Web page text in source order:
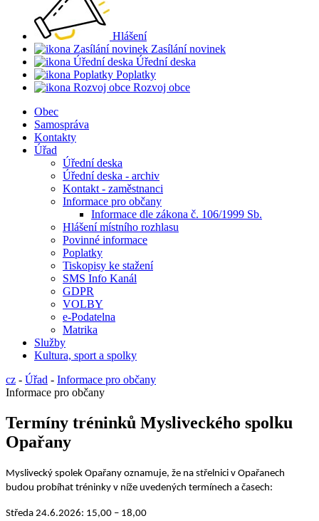
Hlášení
Zasílání novinek
Úřední deska
Poplatky
Rozvoj obce
Obec
Samospráva
Kontakty
Úřad
Úřední deska
Úřední deska - archiv
Kontakt - zaměstnanci
Informace pro občany
Informace dle zákona č. 106/1999 Sb.
Hlášení místního rozhlasu
Povinné informace
Poplatky
Tiskopisy ke stažení
SMS Info Kanál
GDPR
VOLBY
e-Podatelna
Matrika
Služby
Kultura, sport a spolky
cz - Úřad - Informace pro občany
Informace pro občany
Termíny tréninků Mysliveckého spolku
Opařany
Myslivecký spolek Opařany oznamuje, že na střelnici v Opařanech
budou probíhat tréninky v níže uvedených termínech a časech:
Středa 24.6.2026: 15,00 – 18,00